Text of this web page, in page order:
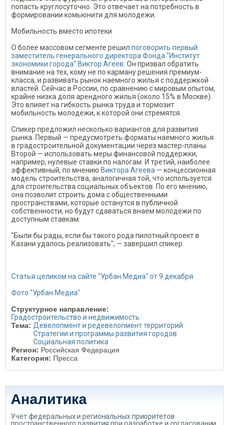
попасть круглосуточно. Это отвечает на потребность в
формировании комьюнити для молодежи.
Мобильность вместо ипотеки
О более массовом сегменте решил поговорить первый
заместитель генерального директора Фонда "Институт
экономики города" Виктор Агеев . Он призвал обратить
внимание на тех, кому не по карману решения премиум-
класса, и развивать рынок наемного жилья с поддержкой
властей. Сейчас в России, по сравнению с мировым опытом,
крайне низка доля арендного жилья (около 15% в Москве).
Это влияет на гибкость рынка труда и тормозит
мобильность молодежи, к которой они стремятся.
Спикер предложил несколько вариантов для развития
рынка. Первый — предусмотреть форматы наемного жилья
в градостроительной документации через мастер-планы.
Второй — использовать меры финансовой поддержки,
например, нулевые ставки по налогам. И третий, наиболее
эффективный, по мнению Виктора Агеева — концессионная
модель строительства, аналогичная той, что используется
для строительства социальных объектов. По его мнению,
она позволит строить дома с общественными
пространствами, которые останутся в публичной
собственности, но будут сдаваться внаем молодежи по
доступным ставкам.
"Были бы рады, если бы такого рода пилотный проект в
Казани удалось реализовать", — завершил спикер.
Статья целиком на сайте "Урбан Медиа" от 9 декабря
Фото "Урбан Медиа"
Структурное направление:
Градостроительство и недвижимость
Тема: Девелопмент и редевелопмент территорий
Стратегии и программы развития городов
Социальная политика
Регион: Российская Федерация
Категория: Пресса
Аналитика
Учет федеральных и региональных приоритетов